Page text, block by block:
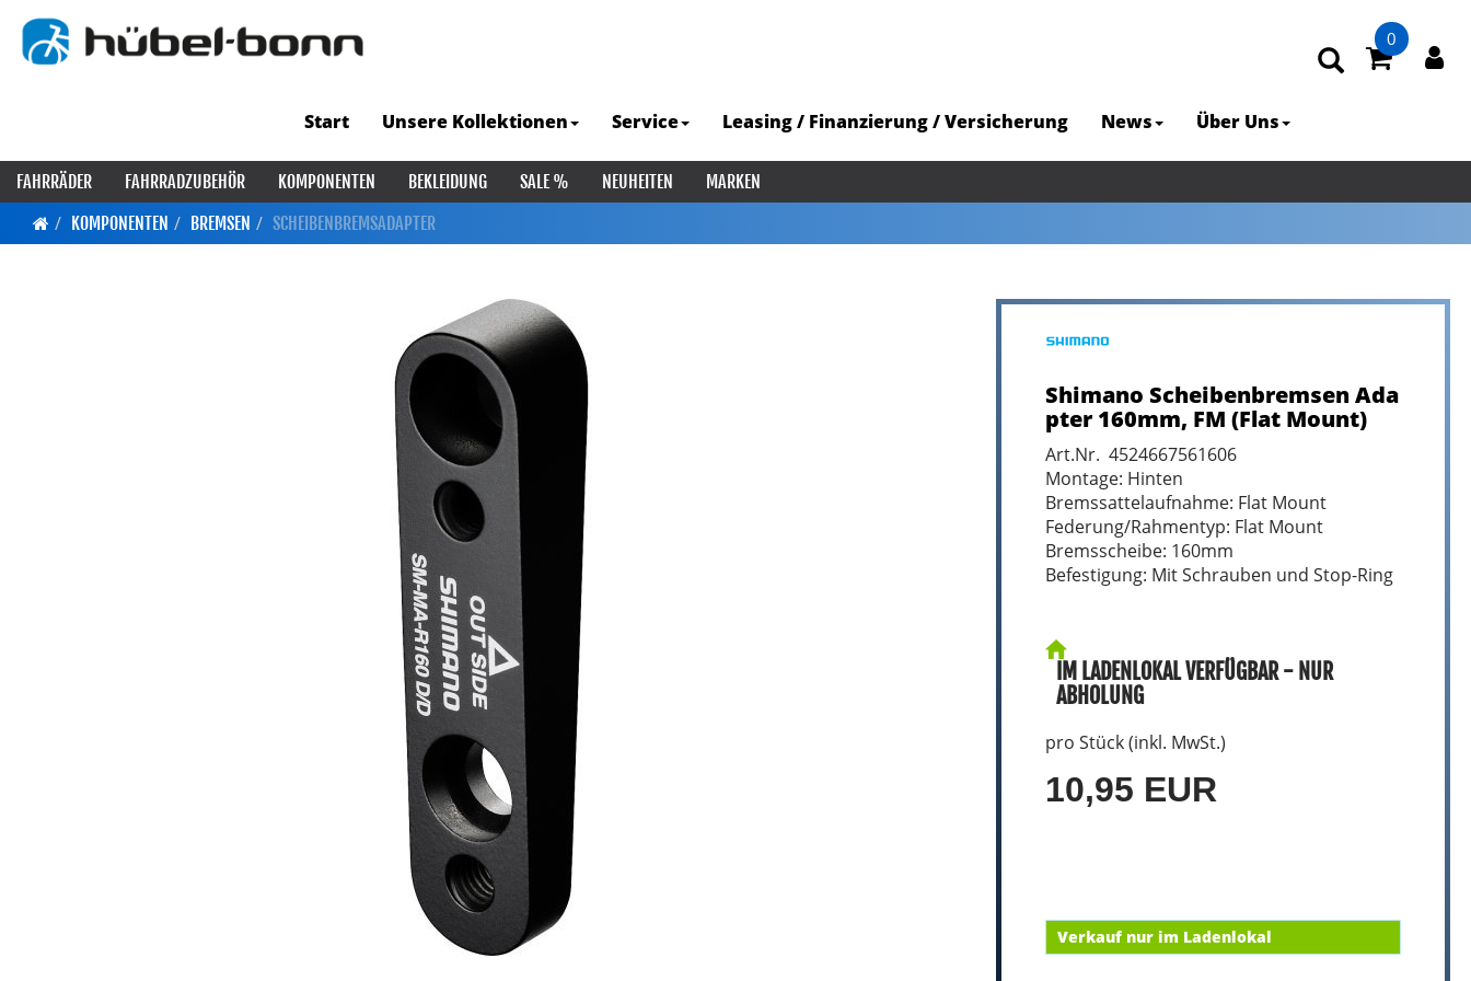
0
Start Unsere Kollektionen Service Leasing / Finanzierung / Versicherung News Über Uns
FAHRRÄDER FAHRRADZUBEHÖR KOMPONENTEN BEKLEIDUNG SALE % NEUHEITEN
MARKEN
KOMPONENTEN
BREMSEN SCHEIBENBREMSADAPTER
Shimano Scheibenbremsen Ada
pter 160mm, FM (Flat Mount)
Art.Nr. 4524667561606
Montage: Hinten
Bremssattelaufnahme: Flat Mount
Federung/Rahmentyp: Flat Mount
Bremsscheibe: 160mm
Befestigung: Mit Schrauben und Stop-Ring
IM LADENLOKAL VERFÜGBAR - NUR
ABHOLUNG
pro Stück (inkl. MwSt.)
10,95 EUR
Verkauf nur im Ladenlokal